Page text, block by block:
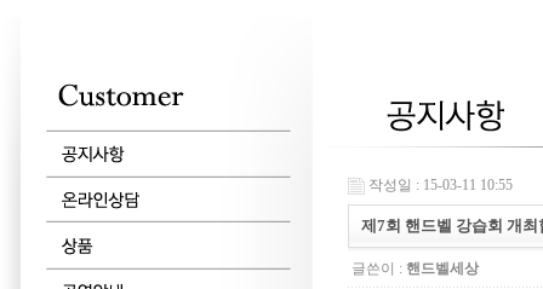
작성일 : 15-03-11 10:55
제7회 핸드벨 강습회 개최
글쓴이 : 핸드벨세상